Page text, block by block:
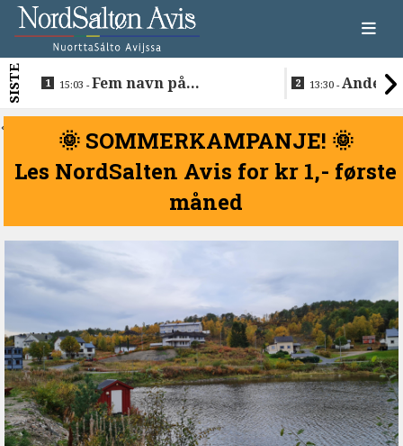
SISTE 15:03 -Fem navn på
i Sametinget
13:30 -Anders
Lakså
<
🌞 SOMMERKAMPANJE! 🌞
Les NordSalten Avis for kr 1,- første
måned